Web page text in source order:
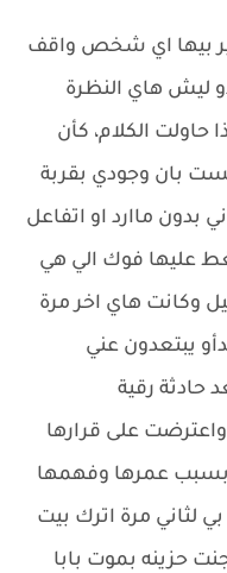
بيها اي شخص واقف
ليش هاي النظرة
الكلام، كأن
بان وجودي بقربة
ماارد او اتفاعل
عليها فوك الي هي
وكانت هاي اخر مرة
يبتعدون عني
حادثة رقية
على قرارها
بسبب عمرها وفهمها
لثاني مرة اترك بيت
حزينه بموت بابا